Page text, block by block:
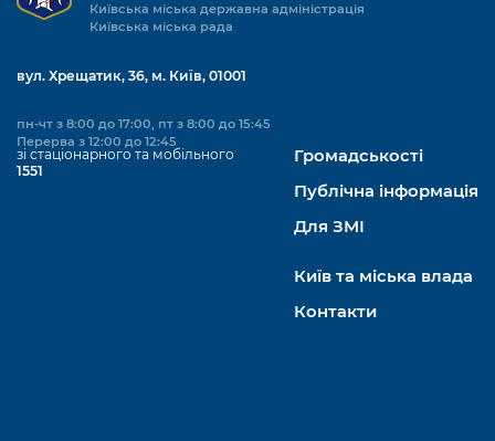
Київська міська державна адміністрація
Київська міська рада
вул. Хрещатик, 36, м. Київ, 01001
пн-чт з 8:00 до 17:00, пт з 8:00 до 15:45
Перерва з 12:00 до 12:45
зі стаціонарного та мобільного
1551
Громадськості
Публічна інформація
Для ЗМІ
Київ та міська влада
Контакти